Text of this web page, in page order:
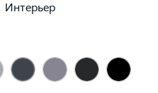
Интерьер